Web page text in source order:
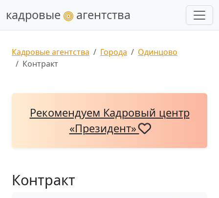
кадровые агентства
Кадровые агентства Города
Одинцово
Контракт
Рекомендуем Кадровый центр
«Президент»
Контракт